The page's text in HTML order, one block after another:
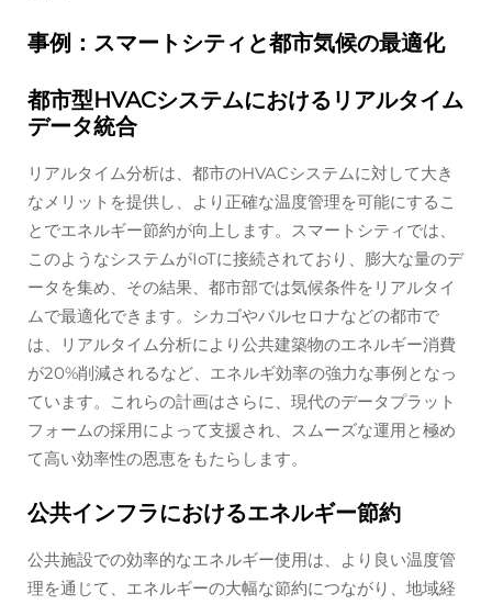
事例：スマートシティと都市気候の最適化
都市型HVACシステムにおけるリアルタイム
データ統合
リアルタイム分析は、都市のHVACシステムに対して大き
なメリットを提供し、より正確な温度管理を可能にするこ
とでエネルギー節約が向上します。スマートシティでは、
このようなシステムがIoTに接続されており、膨大な量のデ
ータを集め、その結果、都市部では気候条件をリアルタイ
ムで最適化できます。シカゴやバルセロナなどの都市で
は、リアルタイム分析により公共建築物のエネルギー消費
が20%削減されるなど、エネルギ効率の強力な事例となっ
ています。これらの計画はさらに、現代のデータプラット
フォームの採用によって支援され、スムーズな運用と極め
て高い効率性の恩恵をもたらします。
公共インフラにおけるエネルギー節約
公共施設での効率的なエネルギー使用は、より良い温度管
理を通じて、エネルギーの大幅な節約につながり、地域経